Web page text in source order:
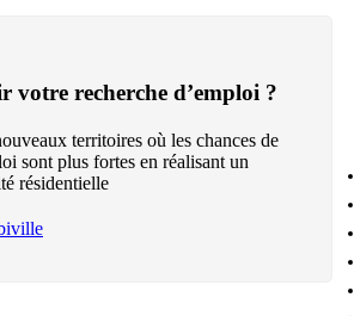
votre recherche d’emploi ?
territoires où les chances de
sont plus fortes en réalisant un
résidentielle